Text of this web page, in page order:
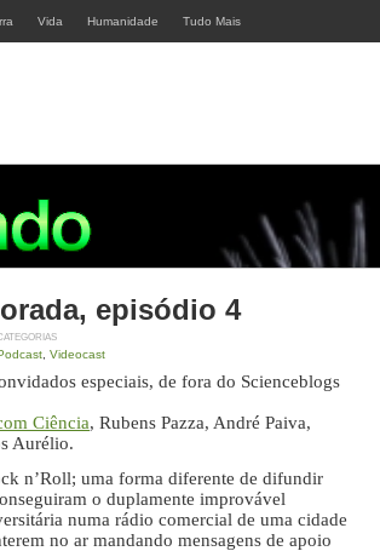
Vida Humanidade Tudo Mais
episódio 4
Videocast
especiais, de fora do Scienceblogs
Ciência, Rubens Pazza, André Paiva,
Aurélio.
n’Roll; uma forma diferente de difundir
o duplamente improvável
numa rádio comercial de uma cidade
no ar mandando mensagens de apoio